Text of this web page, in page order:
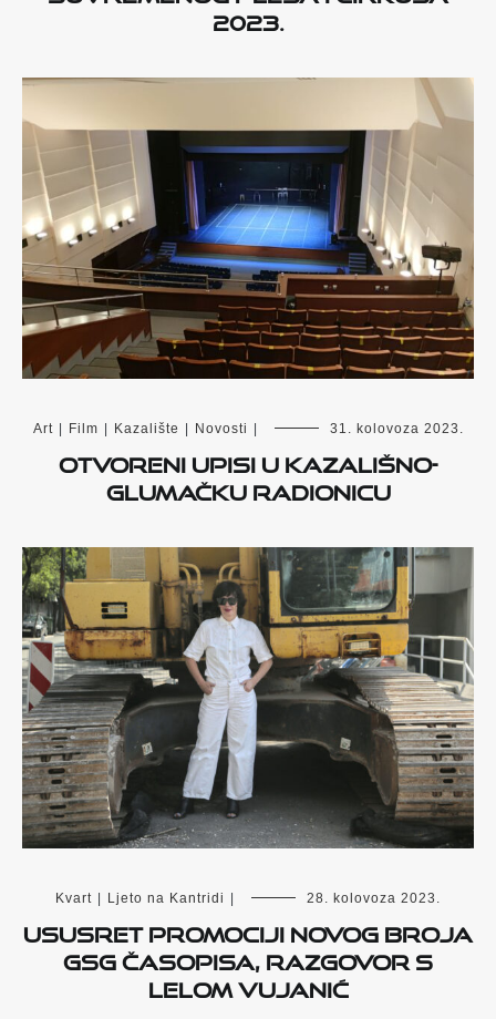
2023.
Art | Film | Kazalište | Novosti | 31. kolovoza 2023.
Otvoreni upisi u kazališno-
glumačku radionicu
Kvart | Ljeto na Kantridi | 28. kolovoza 2023.
Ususret promociji novog broja
GSG časopisa, razgovor s
Lelom Vujanić